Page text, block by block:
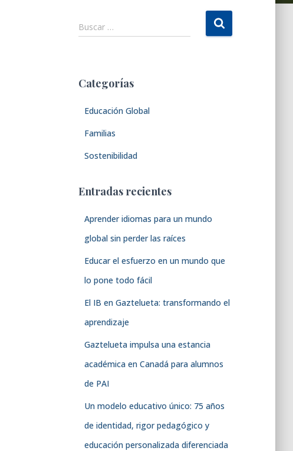
B
u
r
Buscar …
Categorías
Educación Global
Familias
Sostenibilidad
Entradas recientes
Aprender idiomas para un mundo
global sin perder las raíces
Educar el esfuerzo en un mundo que
lo pone todo fácil
El IB en Gaztelueta: transformando el
aprendizaje
Gaztelueta impulsa una estancia
académica en Canadá para alumnos
de PAI
Un modelo educativo único: 75 años
de identidad, rigor pedagógico y
educación personalizada diferenciada